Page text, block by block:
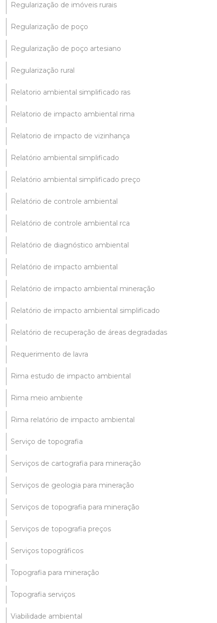
Regularização de imóveis rurais
Regularização de poço
Regularização de poço artesiano
Regularização rural
Relatorio ambiental simplificado ras
Relatorio de impacto ambiental rima
Relatorio de impacto de vizinhança
Relatório ambiental simplificado
Relatório ambiental simplificado preço
Relatório de controle ambiental
Relatório de controle ambiental rca
Relatório de diagnóstico ambiental
Relatório de impacto ambiental
Relatório de impacto ambiental mineração
Relatório de impacto ambiental simplificado
Relatório de recuperação de áreas degradadas
Requerimento de lavra
Rima estudo de impacto ambiental
Rima meio ambiente
Rima relatório de impacto ambiental
Serviço de topografia
Serviços de cartografia para mineração
Serviços de geologia para mineração
Serviços de topografia para mineração
Serviços de topografia preços
Serviços topográficos
Topografia para mineração
Topografia serviços
Viabilidade ambiental